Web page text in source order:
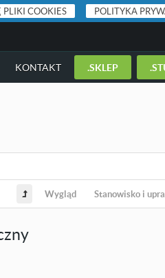
PLIKI COOKIES POLITYKA
KONTAKT .SKLEP
Wygląd Stanowisko i